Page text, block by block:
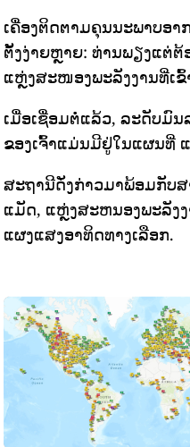
ເຄື່ອງຕິດຕາມຄຸນນະພາບອາ
ຕັ້ງງ່າຍຫຼາຍ: ທ່ານພຽງແຕ່ຕ້
ແຫຼ່ງສະໜອງພະລັງງານທີ່ເຂົ້
ເມື່ອເຊື່ອມຕໍ່ແລ້ວ, ລະດັບມົນ
ຂອງເຈົ້າແມ່ນມີຢູ່ໃນແຜນທີ່
ສະຖານີດັ່ງກ່າວມາພ້ອມກັບ
ແມັດ, ແຫຼ່ງສະຫນອງພະລັງ
ແຜງແສງອາທິດທາງເລືອກ.